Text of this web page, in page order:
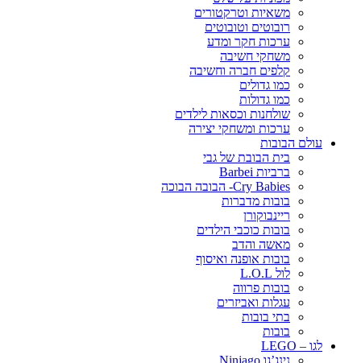
משאיות וטרקטורים
רובוטים וטובוטים
ערכות חקר ומדע
משחקי חשיבה
קלפים חברה וחשיבה
כמו גדולים
כמו גדולות
שולחנות וכסאות לילדים
ערכות ומשחקי יצירה
עולם הבובות
בית הבובת של גבי
ברביות Barbei
Cry Babies- הבובה הבוכה
בובות מדברות
ריינבוקורן
בובות כוכבי הילדים
מאשה והדב
בובות אופנה ואיסוף
לול L.O.L
בובות פרווה
עגלות ואביזרים
בתי בובות
בובות
לגו – LEGO
נינג’גו Ninjago